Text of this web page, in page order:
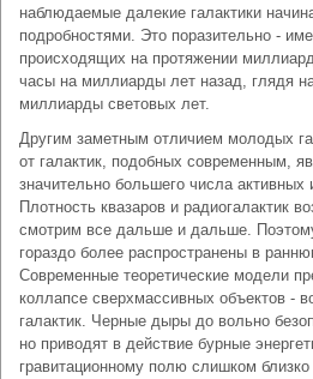
наблюдаемые далекие галактики
подробностями. Это поразительно -
происходящих на протяжении
часы на миллиарды лет назад, глядя
миллиарды световых лет.
Другим заметным отличием молодых
от галактик, подобных современным,
значительно большего числа
Плотность квазаров и радиогалактик
смотрим все дальше и дальше.
гораздо более распространены в
Современные теоретические модели
коллапсе сверхмассивных объектов -
галактик. Черные дыры до вольно
но приводят в действие бурные
гравитационному полю слишком